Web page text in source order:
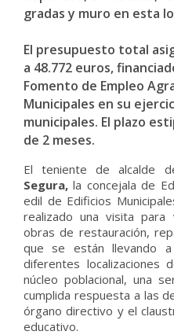
gradas y muro en esta
El presupuesto total
a 48.772 euros,
Fomento de Empleo
Municipales en su
municipales. El plazo
de 2 meses.
El teniente de alcalde
Segura, la concejala de
edil de Edificios
realizado una visita
obras de restauración,
que se están llevando
diferentes localizaciones
núcleo poblacional, una
cumplida respuesta a las
órgano directivo y el
educativo.